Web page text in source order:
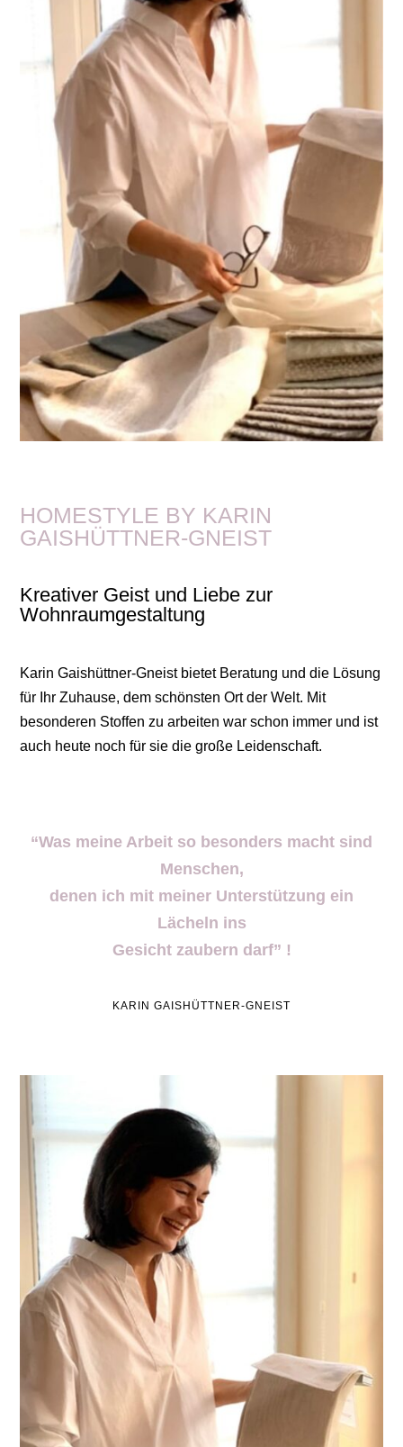
HOMESTYLE BY KARIN
GAISHÜTTNER-GNEIST
Kreativer Geist und Liebe zur
Wohnraumgestaltung
Karin Gaishüttner-Gneist bietet Beratung und die Lösung
für Ihr Zuhause, dem schönsten Ort der Welt. Mit
besonderen Stoffen zu arbeiten war schon immer und ist
auch heute noch für sie die große Leidenschaft.
“Was meine Arbeit so besonders macht sind
Menschen,
denen ich mit meiner Unterstützung ein
Lächeln ins
Gesicht zaubern darf” !
KARIN GAISHÜTTNER-GNEIST